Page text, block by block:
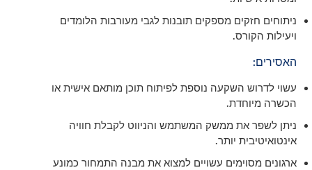
ניתוחים חזקים מספקים תובנות לגבי מעורבות הלומדים
ויעילות הקורס.
האסירים:
עשוי לדרוש השקעה נוספת לפיתוח תוכן מותאם אישית או
הכשרה מיוחדת.
ניתן לשפר את ממשק המשתמש והניווט לקבלת חוויה
אינטואיטיבית יותר.
ארגונים מסוימים עשויים למצוא את מבנה התמחור כמונע